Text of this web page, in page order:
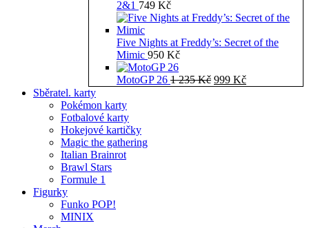
2&1 749 Kč
Five Nights at Freddy’s: Secret of the
Mimic 950 Kč
MotoGP 26 1 235Kč Původní
999 KčAktuální
Sběratel. karty
Pokémon karty
Fotbalové karty
Hokejové kartičky
Magic the gathering
Italian Brainrot
Brawl Stars
Formule 1
Figurky
Funko POP!
MINIX